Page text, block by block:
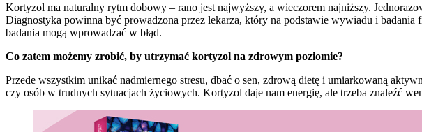
Kortyzol ma naturalny rytm dobowy – rano jest najwyższy, a wieczorem najniższy.
Diagnostyka powinna być prowadzona przez lekarza, który na podstawie wywiadu i
badania mogą wprowadzać w błąd.
Co zatem możemy zrobić, by utrzymać kortyzol na zdrowym poziomie?
Przede wszystkim unikać nadmiernego stresu, dbać o sen, zdrową dietę i umiarkowaną
czy osób w trudnych sytuacjach życiowych. Kortyzol daje nam energię, ale trzeba znaleźć